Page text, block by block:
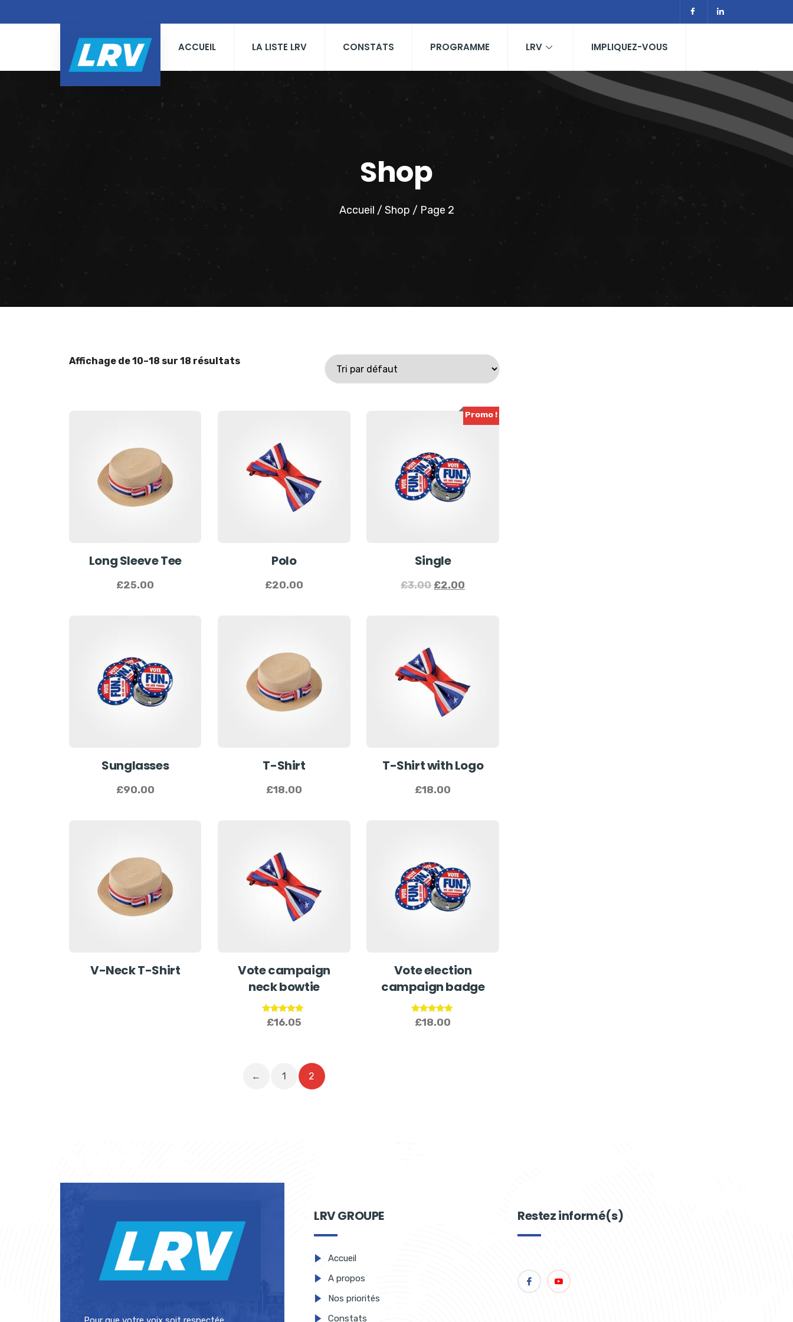
ACCUEIL LA LISTE LRV CONSTATS PROGRAMME LRV IMPLIQUEZ-VOUS
Shop
Accueil / Shop / Page 2
Affichage de 10–18 sur 18 résultats
Long Sleeve Tee
£25.00
Polo
£20.00
Promo !
Single
£3.00 £2.00
Sunglasses
£90.00
T-Shirt
£18.00
T-Shirt with Logo
£18.00
V-Neck T-Shirt
Vote campaign
neck bowtie
Note
5.00
£16.05
Vote election
campaign badge
Note
5.00
£18.00
← 1 2
LRV GROUPE
Accueil
A propos
Nos priorités
Constats
Restez informé(s)